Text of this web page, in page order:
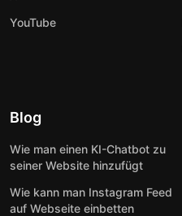
YouTube
Blog
Wie man einen KI-Chatbot zu
seiner Website hinzufügt
Wie kann man Instagram Feed
auf Webseite einbetten